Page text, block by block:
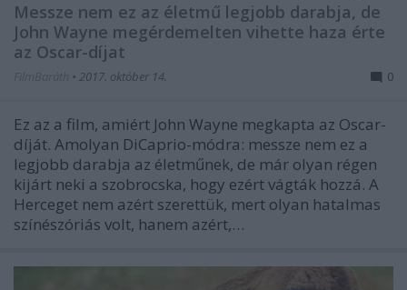
Messze nem ez az életmű legjobb darabja, de
John Wayne megérdemelten vihette haza érte
az Oscar-díjat
• 2017. október 14. 0
Ez az a film, amiért John Wayne megkapta az Oscar-
díját. Amolyan DiCaprio-módra: messze nem ez a
legjobb darabja az életműnek, de már olyan régen
kijárt neki a szobrocska, hogy ezért vágták hozzá. A
Herceget nem azért szerettük, mert olyan hatalmas
színészóriás volt, hanem azért,…